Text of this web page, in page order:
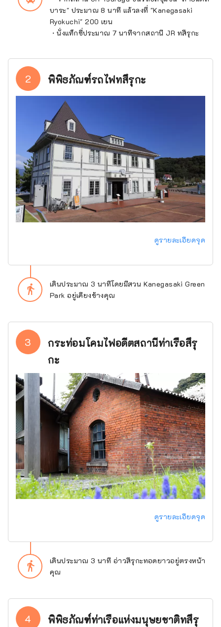
บาระ" ประมาณ 8 นาที แล้วลงที่ "Kanegasaki
Ryokuchi" 200 เยน
・นั่งแท็กซี่ประมาณ 7 นาทีจากสถานี JR ทสึรุกะ
2 พิพิธภัณฑ์รถไฟทสึรุกะ
ดูรายละเอียดจุด
directions_walk
เดินประมาณ 3 นาทีโดยมีสวน Kanegasaki Green
Park อยู่เคียงข้างคุณ
3
กระท่อมโคมไฟอดีตสถานีท่าเรือสึรุ
กะ
ดูรายละเอียดจุด
directions_walk
เดินประมาณ 3 นาที อ่าวสึรุกะทอดยาวอยู่ตรงหน้า
คุณ
4
พิพิธภัณฑ์ท่าเรือแห่งมนุษยชาติทสึรุ